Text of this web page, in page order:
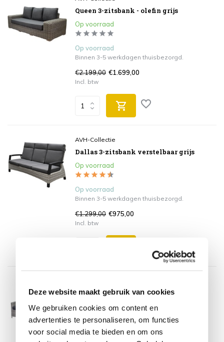
Deze website maakt gebruik van cookies
We gebruiken cookies om content en
advertenties te personaliseren, om functies
voor social media te bieden en om ons
Queen 3-zitsbank - olefin grijs
Op voorraad
Op voorraad
Binnen 3-5 werkdagen thuisbezorgd.
€2.199,00 €1.699,00
Incl. btw
AVH-Collectie
Dallas 3-zitsbank verstelbaar grijs
Op voorraad
Op voorraad
Binnen 3-5 werkdagen thuisbezorgd.
€1.299,00 €975,00
Incl. btw
San Marino 3-zitsbank grijs
Op voorraad
Op voorraad
Binnen 3-5 werkdagen thuisbezorgd.